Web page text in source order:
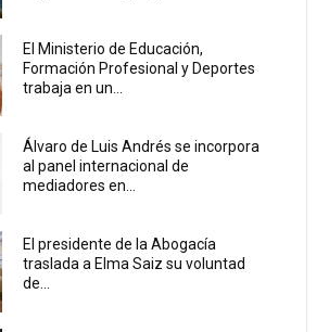
El Ministerio de Educación,
Formación Profesional y Deportes
trabaja en un...
Álvaro de Luis Andrés se incorpora
al panel internacional de
mediadores en...
El presidente de la Abogacía
traslada a Elma Saiz su voluntad
de...